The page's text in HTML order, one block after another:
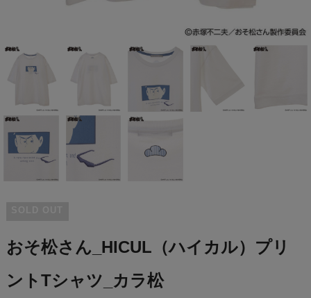
おそ松さん_HICUL（ハイカル）プリ
ントTシャツ_カラ松